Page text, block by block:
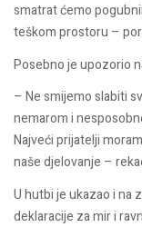
smatrat ćemo
teškom prostoru –
Posebno je upozorio
– Ne smijemo slabiti
nemarom i
Najveći prijatelji
naše djelovanje –
U hutbi je ukazao i na
deklaracije za mir i